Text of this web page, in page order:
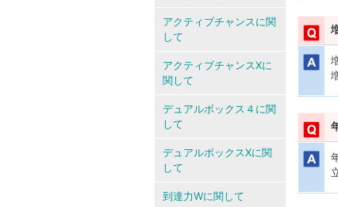
アクティブチャンスに関
して
アクティブチャンスXに
関して
デュアルボックス４に関
して
デュアルボックスXに関
して
到達力Wに関して